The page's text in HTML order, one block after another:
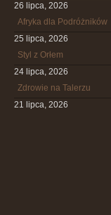
26 lipca, 2026
Afryka dla Podróżników
25 lipca, 2026
Styl z Orłem
24 lipca, 2026
Zdrowie na Talerzu
21 lipca, 2026